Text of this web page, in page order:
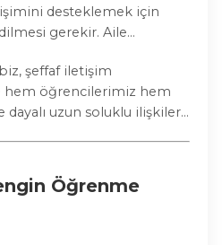
desteklemek için
gerekir. Aile
velilerimizi sürece aktif
şeffaf iletişim
hem öğrencilerimiz hem
uzun soluklu ilişkiler
Öğrenme